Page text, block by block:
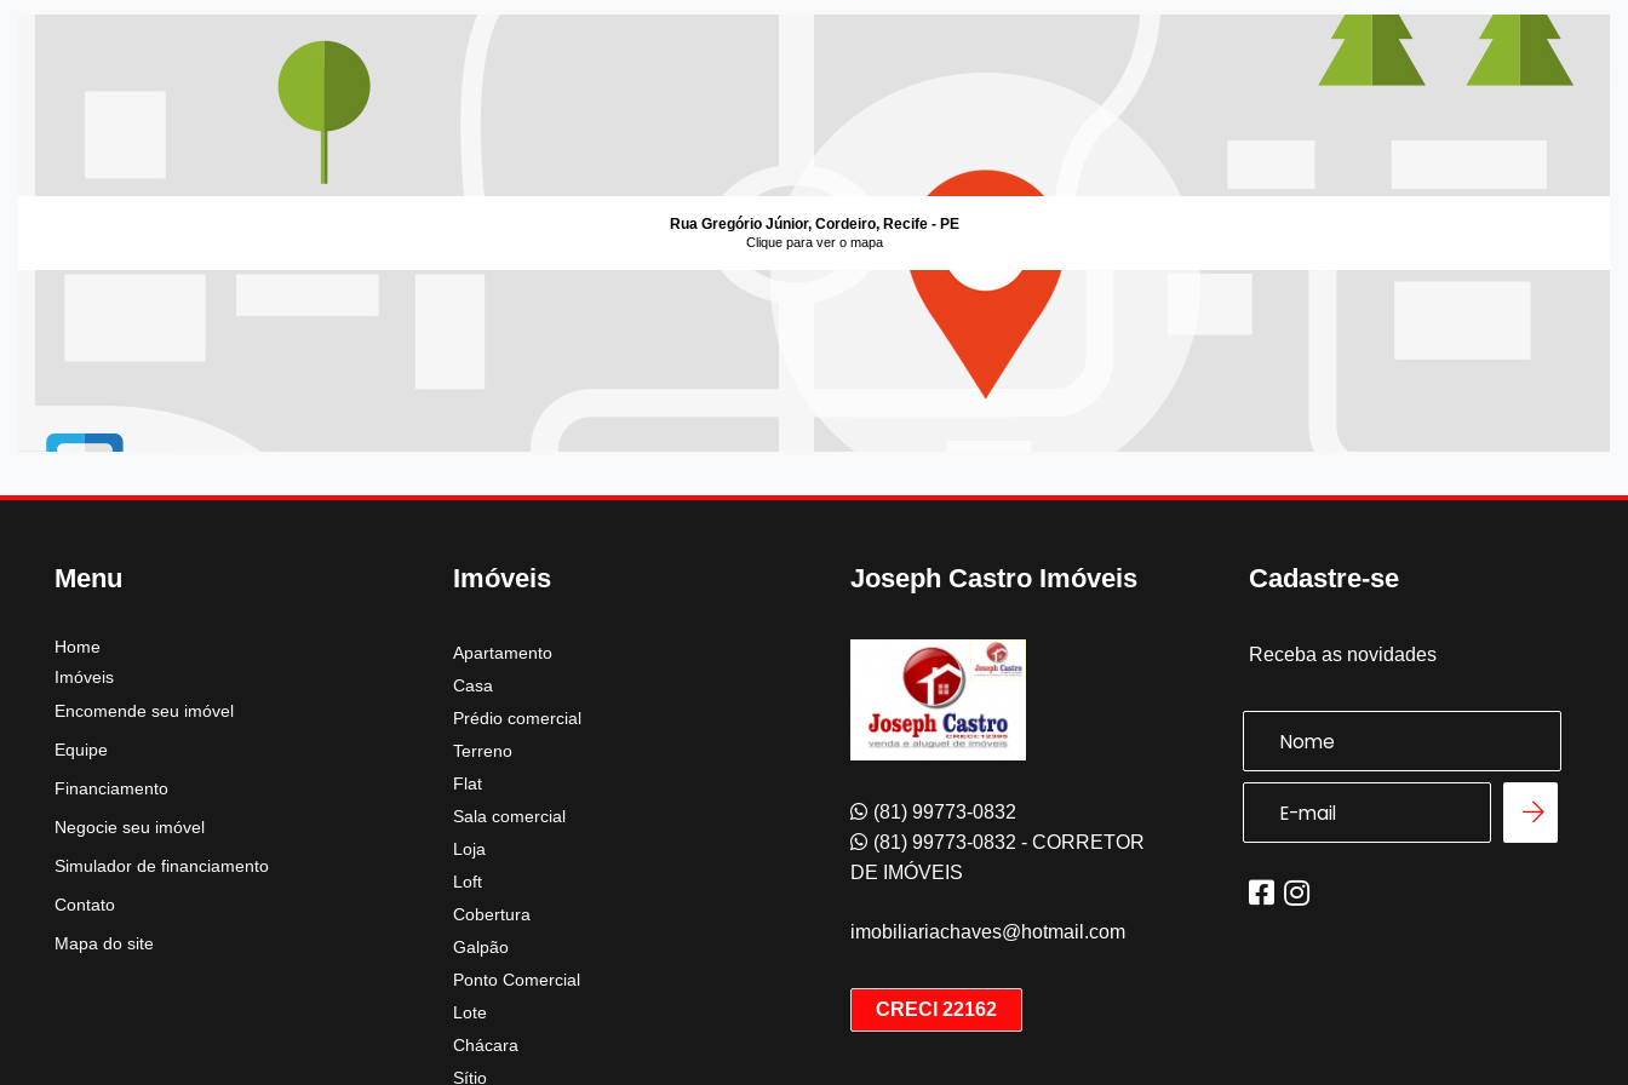
Rua Gregório Júnior, Cordeiro, Recife - PE
Clique para ver o mapa
Menu
Home
Imóveis
Encomende seu imóvel
Equipe
Financiamento
Negocie seu imóvel
Simulador de financiamento
Contato
Mapa do site
Imóveis
Apartamento
Casa
Prédio comercial
Terreno
Flat
Sala comercial
Loja
Loft
Cobertura
Galpão
Ponto Comercial
Lote
Chácara
Sítio
Joseph Castro Imóveis
(81) 99773-0832
(81) 99773-0832 - CORRETOR
DE IMÓVEIS
imobiliariachaves@hotmail.com
CRECI 22162
Cadastre-se
Receba as novidades